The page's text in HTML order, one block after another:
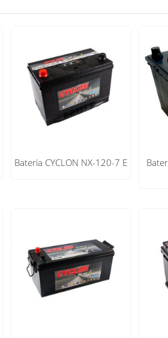
Bateria CYCLON NX-120-7 E